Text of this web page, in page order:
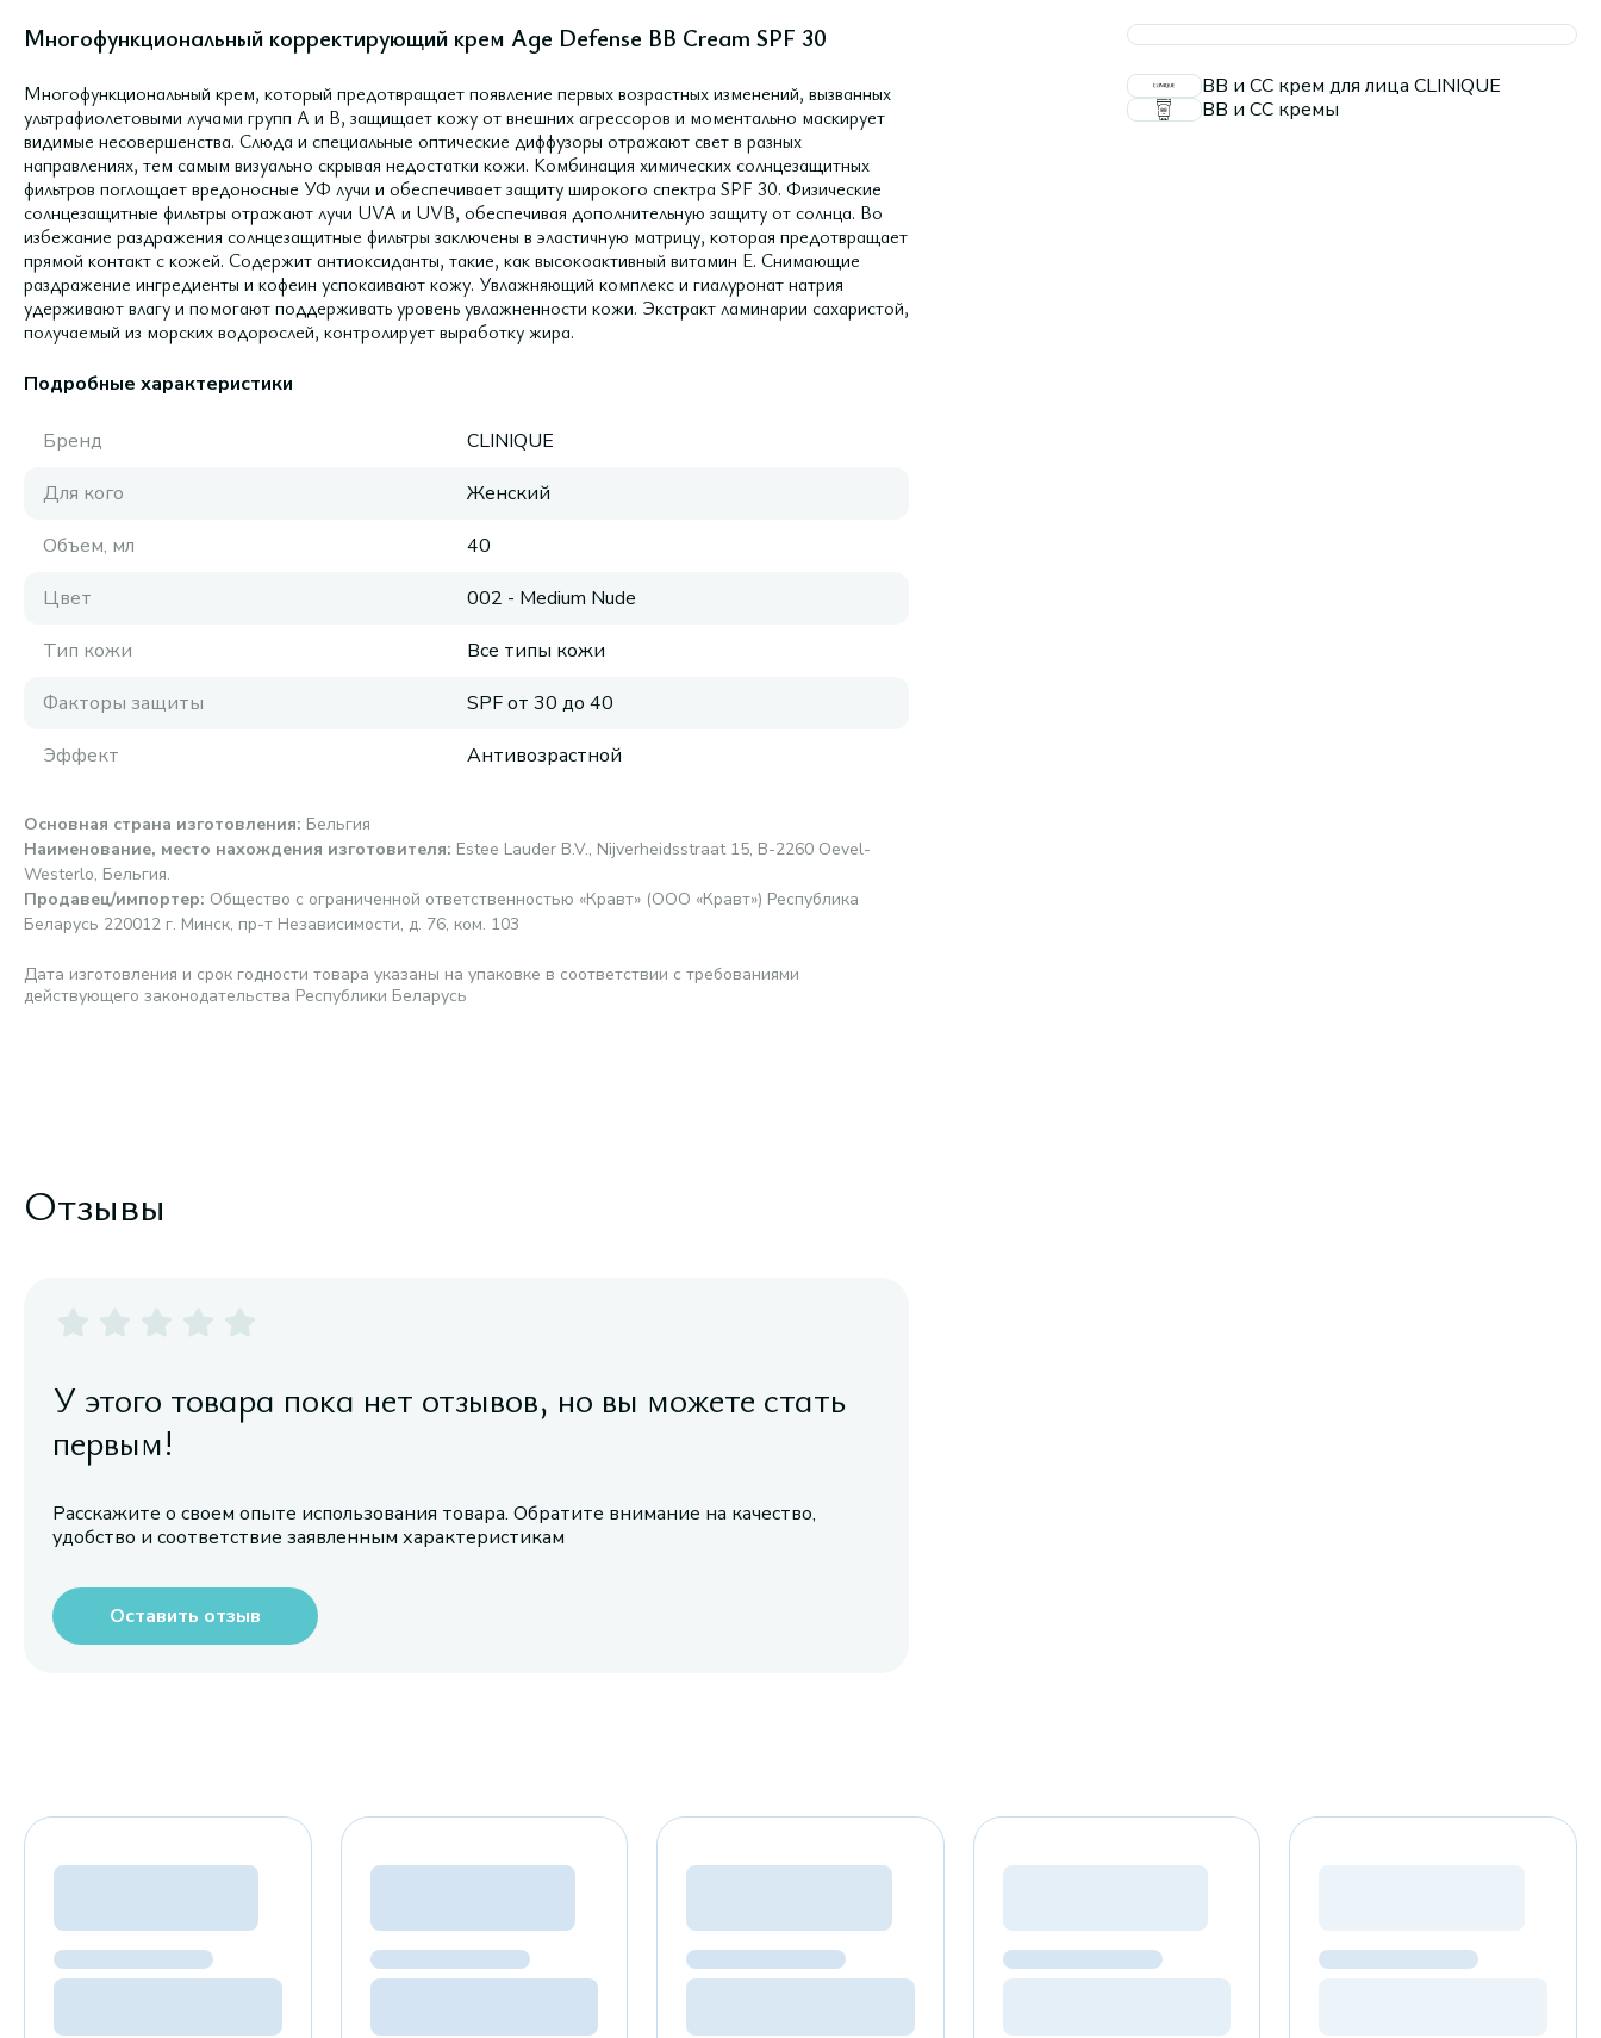
Многофункциональный корректирующий крем Age Defense BB Cream SPF 30
Многофункциональный крем, который предотвращает появление первых возрастных изменений, вызванных
ультрафиолетовыми лучами групп A и B, защищает кожу от внешних агрессоров и моментально маскирует
видимые несовершенства. Слюда и специальные оптические диффузоры отражают свет в разных
направлениях, тем самым визуально скрывая недостатки кожи. Комбинация химических солнцезащитных
фильтров поглощает вредоносные УФ лучи и обеспечивает защиту широкого спектра SPF 30. Физические
солнцезащитные фильтры отражают лучи UVA и UVB, обеспечивая дополнительную защиту от солнца. Во
избежание раздражения солнцезащитные фильтры заключены в эластичную матрицу, которая предотвращает
прямой контакт с кожей. Содержит антиоксиданты, такие, как высокоактивный витамин Е. Снимающие
раздражение ингредиенты и кофеин успокаивают кожу. Увлажняющий комплекс и гиалуронат натрия
удерживают влагу и помогают поддерживать уровень увлажненности кожи. Экстракт ламинарии сахаристой,
получаемый из морских водорослей, контролирует выработку жира.
Подробные характеристики
Бренд
CLINIQUE
Для кого
Женский
Объем, мл
40
Цвет
002 - Medium Nude
Тип кожи
Все типы кожи
Факторы защиты
SPF от 30 до 40
Эффект
Антивозрастной
Основная страна изготовления: Бельгия
Наименование, место нахождения изготовителя: Estee Lauder B.V., Nijverheidsstraat 15, B-2260 Oevel-
Westerlo, Бельгия.
Продавец/импортер: Общество с ограниченной ответственностью «Кравт» (ООО «Кравт») Республика
Беларусь 220012 г. Минск, пр-т Независимости, д. 76, ком. 103
Дата изготовления и срок годности товара указаны на упаковке в соответствии с требованиями
действующего законодательства Республики Беларусь
ВВ и СС крем для лица CLINIQUE
BB и CC кремы
Отзывы
У этого товара пока нет отзывов, но вы можете стать
первым!
Расскажите о своем опыте использования товара. Обратите внимание на качество,
удобство и соответствие заявленным характеристикам
Оставить отзыв